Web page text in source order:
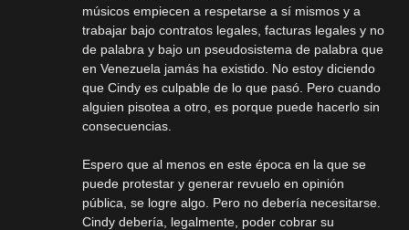
músicos empiecen a respetarse a sí mismos y a
trabajar bajo contratos legales, facturas legales y no
de palabra y bajo un pseudosistema de palabra que
en Venezuela jamás ha existido. No estoy diciendo
que Cindy es culpable de lo que pasó. Pero cuando
alguien pisotea a otro, es porque puede hacerlo sin
consecuencias.
Espero que al menos en este época en la que se
puede protestar y generar revuelo en opinión
pública, se logre algo. Pero no debería necesitarse.
Cindy debería, legalmente, poder cobrar su